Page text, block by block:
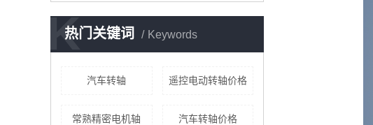
热门关键词 Keywords
K
汽车转轴 遥控电动转轴价格
常熟精密电机轴 汽车转轴价格